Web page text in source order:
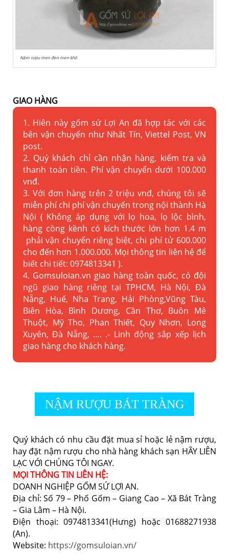
Nậm rượu men đen men khô
GIAO HÀNG
1. Hiên này gốm sứ Lợi An đã hợp tác với các
bên vận chuyển như Nhất Tín, Viettel Post, VN
post.
2. Quý khách chỉ cần nhận hàng, kiểm tra và
thanh toán tiền. Phí vận chuyển dưới 100.000
vnđ.
3. Với đơn hàng trên 2 triệu vnđ, chúng tôi sẽ
miễn phí chi phí vận chuyển trong nội thành Hà
Nội ( Không áp dụng với lọ hoa, lọ lộc bình,
hàng cồng kềnh có kích thước lớn hơn 1.4 m
phải vận chuyển riêng biệt, chi phí tử 600.000
cho đến hơn 1.000.000. Mọi thông tin liên hệ để
biết chi tiết: 0974813341 ).
4. Gomsuloian.vn giao hàng toàn quốc, có đội
ngũ giao hàng riêng tại TPHCM, Hà Nội, Đà
Nẵng, Huế, Nha Trang, Hải Phòng,Vũng Tàu,
Biên Hòa, Bình Dương, Cần Thơ, Buôn Mê
Thuột, Mỹ Tho, Phan Thiết, Quy Nhơn, Long
Xuyên, Đà Nẵng, …. .- Linh động sắp xếp lịch
giao hàng cho khách hàng.
NẬM RƯỢU BÁT TRÀNG
Quý khách có nhu cầu đặt mua sỉ hoặc lẻ nậm rượu,
hay đặt nậm rượu cho nhà hàng khách sạn HÃY LIÊN
LẠC VỚI CHÚNG TÔI NGAY.
MỌI THÔNG TIN LIÊN HỆ:
DOANH NGHIỆP GỐM SỨ LỢI AN.
Địa chỉ: Số 79 – Phố Gốm – Giang Cao – Xã Bát Tràng
– Gia Lâm – Hà Nội.
Điện thoại: 0974813341(Hưng) hoặc 01688271938
(An).
Website: https://gomsuloian.vn/